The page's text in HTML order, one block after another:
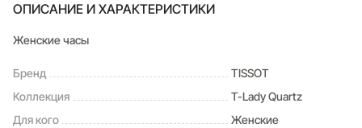
ОПИСАНИЕ И ХАРАКТЕРИСТИКИ
Женские часы
Бренд
TISSOT
Коллекция
T-Lady Quartz
Для кого
Женские